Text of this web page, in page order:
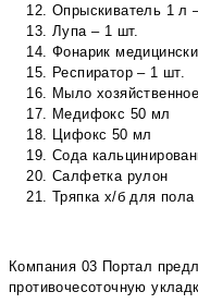
Опрыскиватель 1 л
Лупа – 1 шт.
Фонарик
Респиратор – 1 шт.
Мыло
Медифокс 50 мл
Цифокс 50 мл
Сода
Салфетка рулон
Тряпка х/б для пола
Компания 03 Портал
противочесоточную